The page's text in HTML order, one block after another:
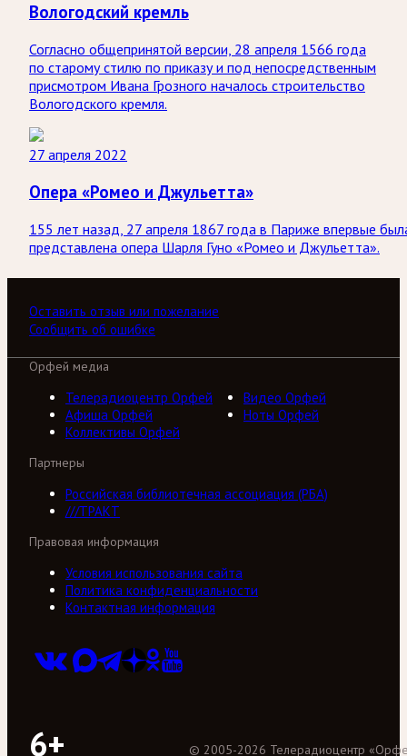
Вологодский кремль
Согласно общепринятой версии, 28 апреля 1566 года
по старому стилю по приказу и под непосредственным
присмотром Ивана Грозного началось строительство
Вологодского кремля.
27 апреля 2022
Опера «Ромео и Джульетта»
155 лет назад, 27 апреля 1867 года в Париже впервые
представлена опера Шарля Гуно «Ромео и Джульетта».
Оставить отзыв или пожелание
Сообщить об ошибке
Орфей медиа
Телерадиоцентр Орфей
Видео Орфей
Афиша Орфей
Ноты Орфей
Коллективы Орфей
Партнеры
Российская библиотечная ассоциация (РБА)
///ТРАКТ
Правовая информация
Условия использования сайта
Политика конфиденциальности
Контактная информация
6+ © 2005-2026 Телерадиоцентр